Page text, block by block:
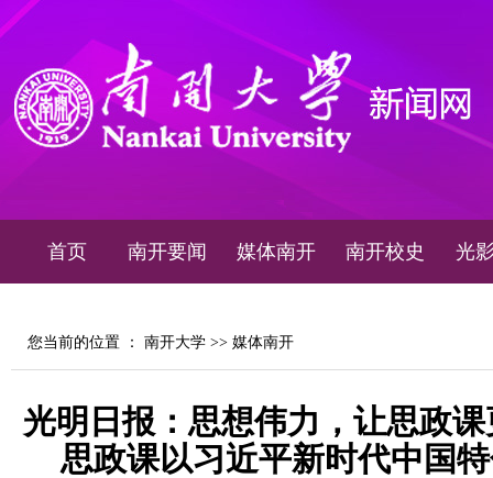
首页 南开要闻 媒体南开 南开校史 光
您当前的位置 ： 南开大学 >> 媒体南开
光明日报：思想伟力，让思政
思政课以习近平新时代中国